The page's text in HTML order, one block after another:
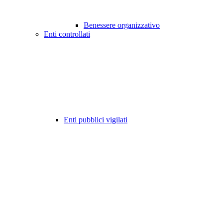
Benessere organizzativo
Enti controllati
Enti pubblici vigilati